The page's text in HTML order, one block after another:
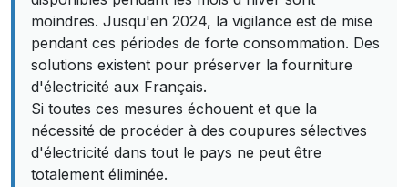
moindres. Jusqu'en 2024, la vigilance est de mise
pendant ces périodes de forte consommation. Des
solutions existent pour préserver la fourniture
d'électricité aux Français.
Si toutes ces mesures échouent et que la
nécessité de procéder à des coupures sélectives
d'électricité dans tout le pays ne peut être
totalement éliminée.